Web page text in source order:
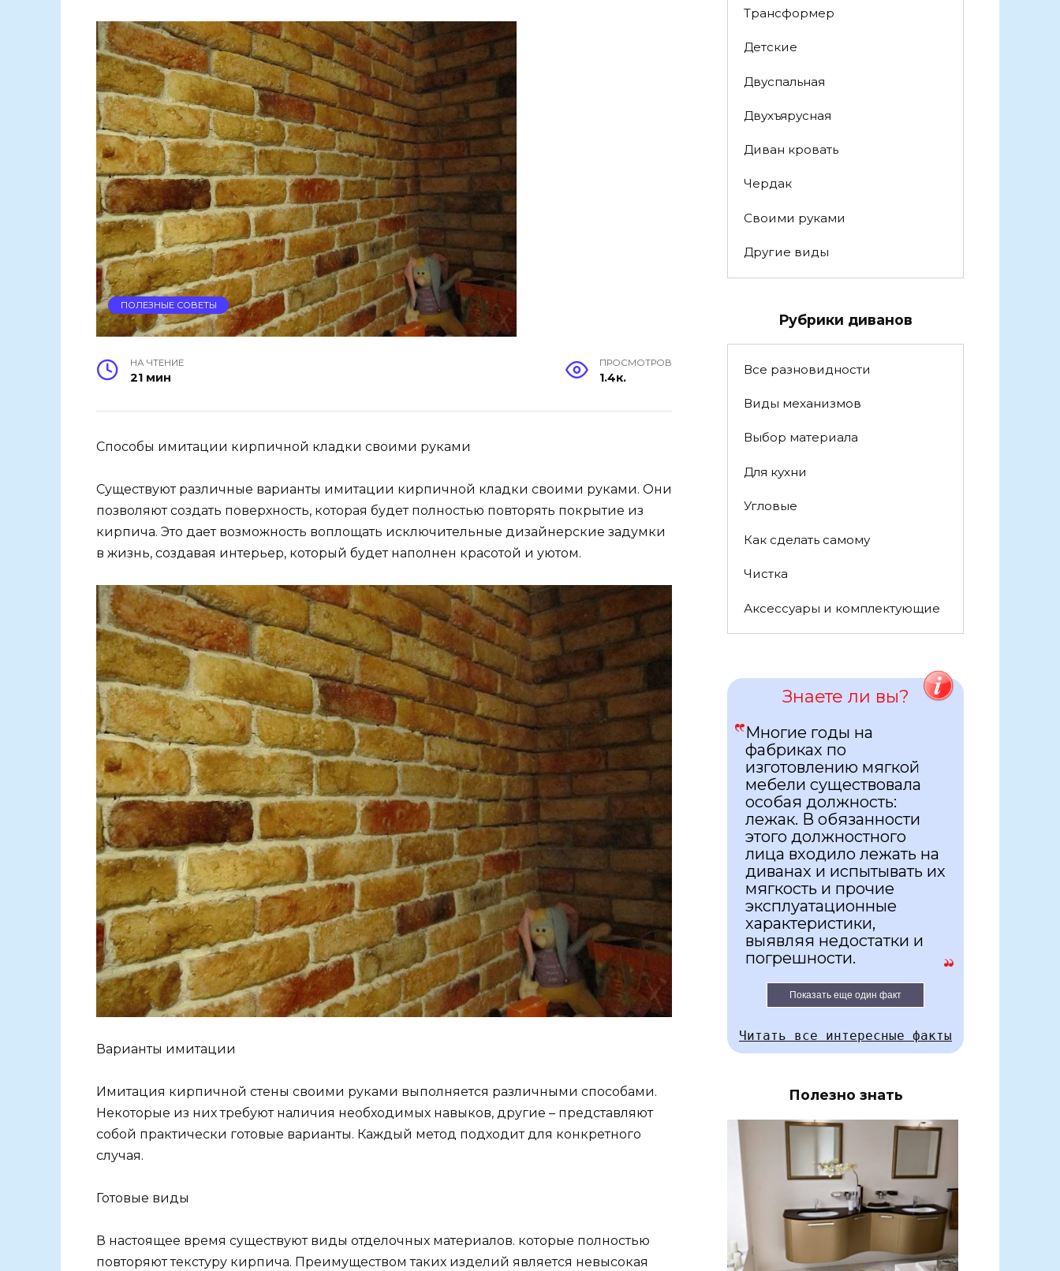
ПОЛЕЗНЫЕ СОВЕТЫ
НА ЧТЕНИЕ
21 мин
ПРОСМОТРОВ
1.4к.
Способы имитации кирпичной кладки своими руками
Существуют различные варианты имитации кирпичной кладки своими руками. Они
позволяют создать поверхность, которая будет полностью повторять покрытие из
кирпича. Это дает возможность воплощать исключительные дизайнерские задумки
в жизнь, создавая интерьер, который будет наполнен красотой и уютом.
Варианты имитации
Имитация кирпичной стены своими руками выполняется различными способами.
Некоторые из них требуют наличия необходимых навыков, другие – представляют
собой практически готовые варианты. Каждый метод подходит для конкретного
случая.
Готовые виды
В настоящее время существуют виды отделочных материалов. которые полностью
повторяют текстуру кирпича. Преимуществом таких изделий является невысокая
Трансформер
Детские
Двуспальная
Двухъярусная
Диван кровать
Чердак
Своими руками
Другие виды
Рубрики диванов
Все разновидности
Виды механизмов
Выбор материала
Для кухни
Угловые
Как сделать самому
Чистка
Аксессуары и комплектующие
Знаете ли вы?
Многие годы на
фабриках по
изготовлению мягкой
мебели существовала
особая должность:
лежак. В обязанности
этого должностного
лица входило лежать на
диванах и испытывать их
мягкость и прочие
эксплуатационные
характеристики,
выявляя недостатки и
погрешности.
Показать еще один факт
Читать все интересные факты
Полезно знать